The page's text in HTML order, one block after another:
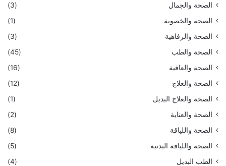
الصحة والجمال
(3)
الصحة والخصوبة
(1)
الصحة والرفاهية
(3)
الصحة والطب
(45)
الصحة والعافية
(16)
الصحة والعلاج
(12)
الصحة والعلاج البديل
(1)
الصحة والعناية
(2)
الصحة واللياقة
(8)
الصحة واللياقة البدنية
(5)
الطب البديل
(4)